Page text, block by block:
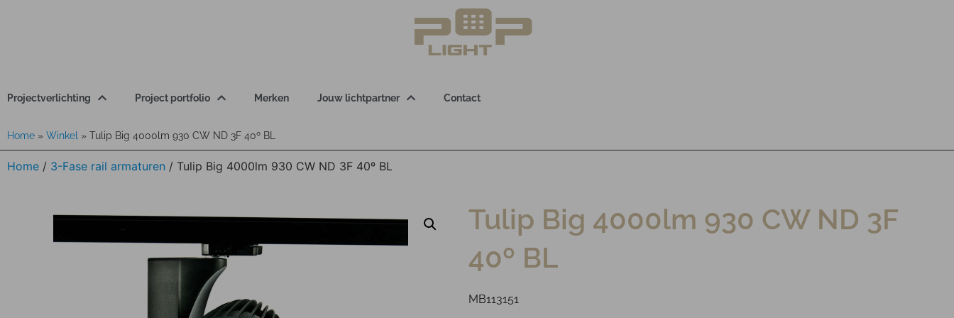
Projectverlichting Project portfolio Merken Jouw lichtpartner Contact
Home » Winkel » Tulip Big 4000lm 930 CW ND 3F 40º BL
Home / 3-Fase rail armaturen / Tulip Big 4000lm 930 CW ND 3F 40º BL
Tulip Big 4000lm 930 CW ND 3F
40º BL
MB113151